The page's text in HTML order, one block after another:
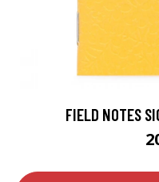
FIELD NOTES